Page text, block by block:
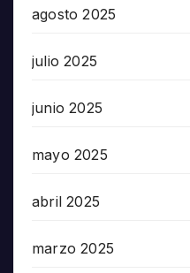
agosto 2025
julio 2025
junio 2025
mayo 2025
abril 2025
marzo 2025